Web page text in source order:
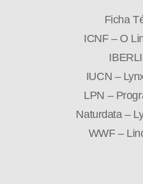
Ficha
ICNF – O
IUCN –
LPN –
Naturdata –
WWF –